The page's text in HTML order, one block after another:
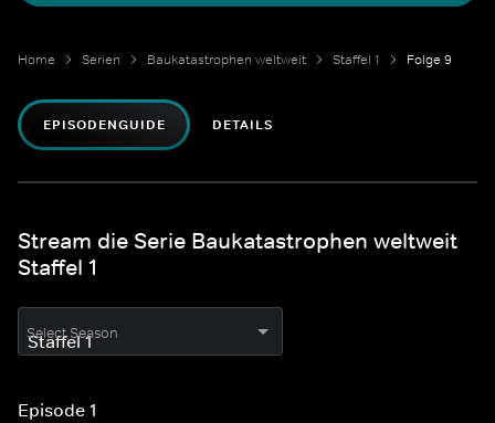
Home Serien Baukatastrophen weltweit Staffel 1 Folge 9
EPISODENGUIDE DETAILS
Stream die Serie Baukatastrophen weltweit
Staffel 1
Select Season
Episode 1